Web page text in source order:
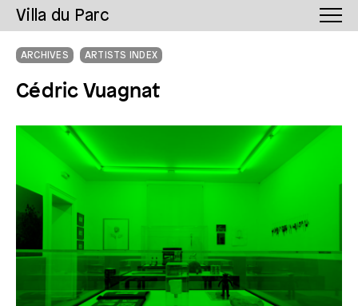
Villa du Parc
ARCHIVES ARTISTS INDEX
Cédric Vuagnat